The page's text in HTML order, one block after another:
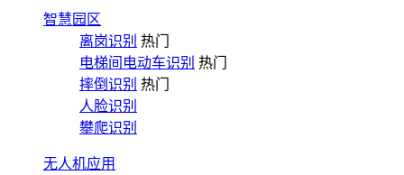
智慧园区
离岗识别 热门
电梯间电动车识别 热门
摔倒识别 热门
人脸识别
攀爬识别
无人机应用